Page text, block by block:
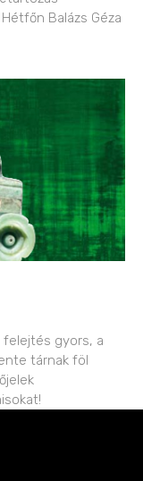
Balázs Géza
felejtés gyors, a
tárnak föl